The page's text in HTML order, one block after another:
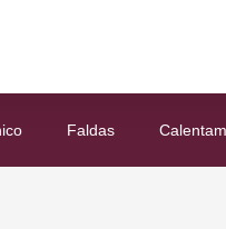
Faldas